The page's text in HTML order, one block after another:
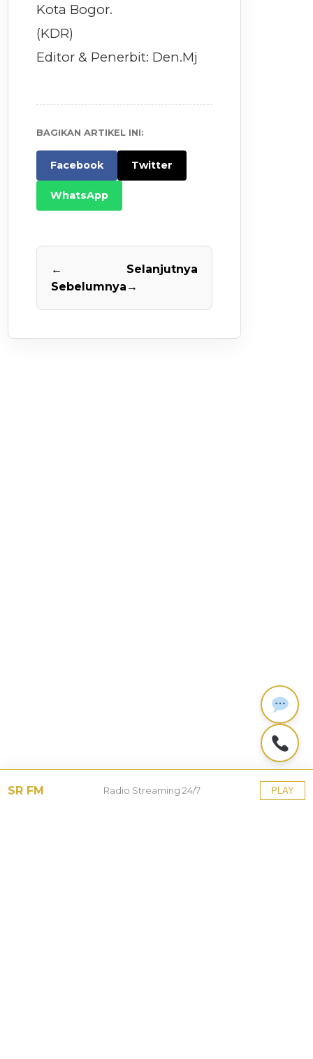
Kota Bogor.
(KDR)
Editor & Penerbit: Den.Mj
BAGIKAN ARTIKEL INI:
Facebook Twitter
WhatsApp
←
Sebelumnya
Selanjutnya
→
SR FM Radio Streaming 24/7 PLAY